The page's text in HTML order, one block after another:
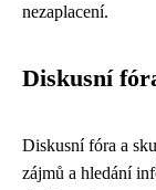
nezaplacení.
Diskusní
Diskusní fóra a
zájmů a hledání